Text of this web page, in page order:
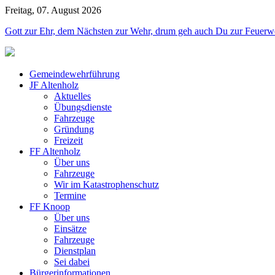
Freitag, 07. August 2026
Gott zur Ehr, dem Nächsten zur Wehr, drum geh auch Du zur
Gemeindewehrführung
JF Altenholz
Aktuelles
Übungsdienste
Fahrzeuge
Gründung
Freizeit
FF Altenholz
Über uns
Fahrzeuge
Wir im Katastrophenschutz
Termine
FF Knoop
Über uns
Einsätze
Fahrzeuge
Dienstplan
Sei dabei
Bürgerinformationen
Jahr
Monat
Jahr
Monat